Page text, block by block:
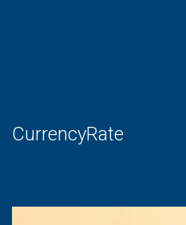
CurrencyRate